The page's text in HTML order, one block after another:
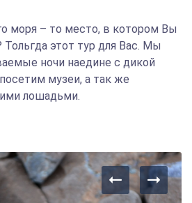
моря – то место, в котором Вы
этот тур для Вас. Мы
ночи наедине с дикой
музеи, а так же
лошадьми.